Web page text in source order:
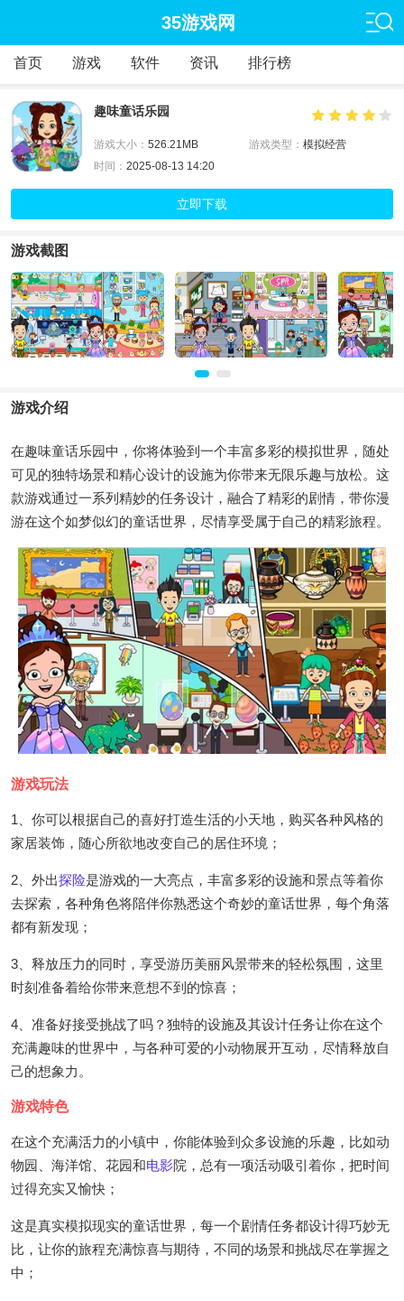
35游戏网
首页 游戏 软件 资讯 排行榜
趣味童话乐园
游戏大小： 526.21MB 游戏类型： 模拟经营
时间： 2025-08-13 14:20
立即下载
游戏截图
游戏介绍
在趣味童话乐园中，你将体验到一个丰富多彩的模拟世界，随处
可见的独特场景和精心设计的设施为你带来无限乐趣与放松。这
款游戏通过一系列精妙的任务设计，融合了精彩的剧情，带你漫
游在这个如梦似幻的童话世界，尽情享受属于自己的精彩旅程。
游戏玩法
1、你可以根据自己的喜好打造生活的小天地，购买各种风格的
家居装饰，随心所欲地改变自己的居住环境；
2、外出探险是游戏的一大亮点，丰富多彩的设施和景点等着你
去探索，各种角色将陪伴你熟悉这个奇妙的童话世界，每个角落
都有新发现；
3、释放压力的同时，享受游历美丽风景带来的轻松氛围，这里
时刻准备着给你带来意想不到的惊喜；
4、准备好接受挑战了吗？独特的设施及其设计任务让你在这个
充满趣味的世界中，与各种可爱的小动物展开互动，尽情释放自
己的想象力。
游戏特色
在这个充满活力的小镇中，你能体验到众多设施的乐趣，比如动
物园、海洋馆、花园和电影院，总有一项活动吸引着你，把时间
过得充实又愉快；
这是真实模拟现实的童话世界，每一个剧情任务都设计得巧妙无
比，让你的旅程充满惊喜与期待，不同的场景和挑战尽在掌握之
中；